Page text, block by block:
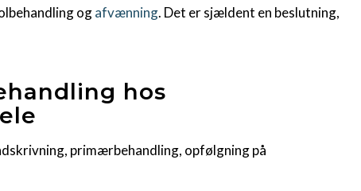
ogafvænning. Det er sjældent en beslutning,
hos
primærbehandling, opfølgning på